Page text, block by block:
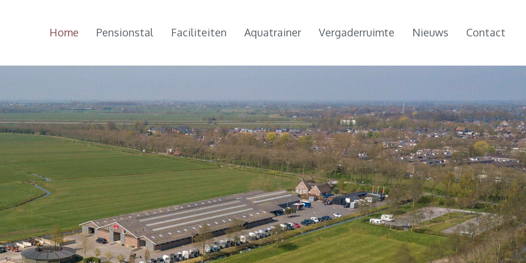
Home Pensionstal Faciliteiten Aquatrainer Vergaderruimte Nieuws Contact